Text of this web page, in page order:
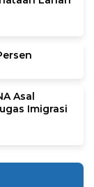
Asal
Imigrasi